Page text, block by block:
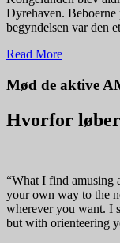
Dyrehaven.
begyndelsen var den
Read More
Mød de aktive
Hvorfor
“What I find amusing
your own way to the
wherever you want. I
but with orienteering